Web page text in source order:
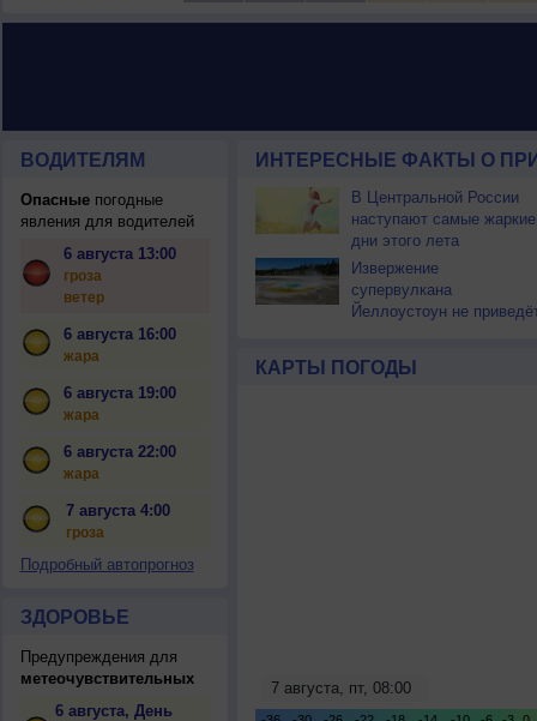
ВОДИТЕЛЯМ
Опасныепогодные
явления для водителей
6 августа 13:00
гроза
ветер
6 августа 16:00
жара
6 августа 19:00
жара
6 августа 22:00
жара
7 августа 4:00
гроза
Подробный автопрогноз
ЗДОРОВЬЕ
Предупреждения для
метеочувствительных
6 августа, День
ИНТЕРЕСНЫЕ ФАКТЫ О
В Центральной России
наступают самые жаркие
дни этого лета
Извержение
супервулкана
Йеллоустоун не
КАРТЫ ПОГОДЫ